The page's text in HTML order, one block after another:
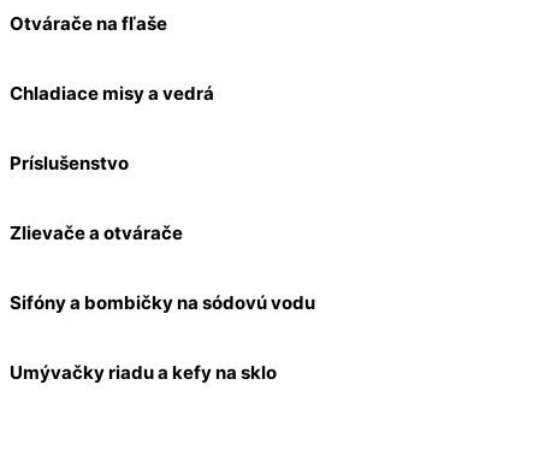
Otvárače na fľaše
Chladiace misy a vedrá
Príslušenstvo
Zlievače a otvárače
Sifóny a bombičky na sódovú vodu
Umývačky riadu a kefy na sklo